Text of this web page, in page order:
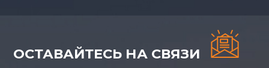
ОСТАВАЙТЕСЬ НА СВЯЗИ